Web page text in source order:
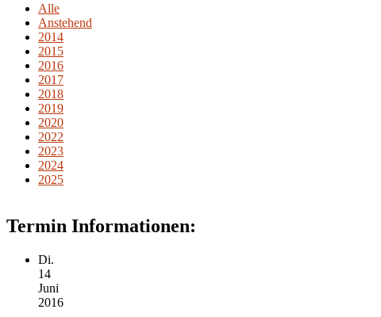
Alle
Anstehend
2014
2015
2016
2017
2018
2019
2020
2022
2023
2024
2025
Termin Informationen:
Di.
14
Juni
2016